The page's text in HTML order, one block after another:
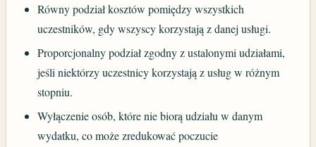
Równy podział kosztów pomiędzy wszystkich
uczestników, gdy wszyscy korzystają z danej usługi.
Proporcjonalny podział zgodny z ustalonymi udziałami,
jeśli niektórzy uczestnicy korzystają z usług w różnym
stopniu.
Wyłączenie osób, które nie biorą udziału w danym
wydatku, co może zredukować poczucie